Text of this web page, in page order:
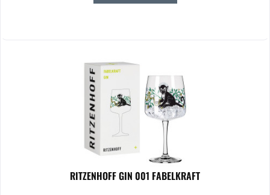
RITZENHOFF GIN 001 FABELKRAFT